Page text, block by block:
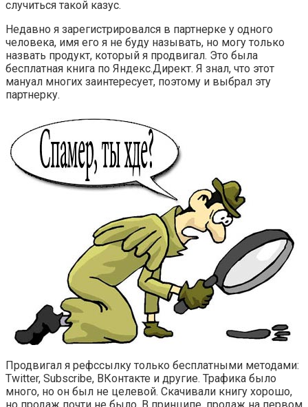
случиться такой казус.
Недавно я зарегистрировался в партнерке у одного
человека, имя его я не буду называть, но могу только
назвать продукт, который я продвигал. Это была
бесплатная книга по Яндекс.Директ. Я знал, что этот
мануал многих заинтересует, поэтому и выбрал эту
партнерку.
Продвигал я рефссылку только бесплатными методами:
Twitter, Subscribe, ВКонтакте и другие. Трафика было
много, но он был не целевой. Скачивали книгу хорошо,